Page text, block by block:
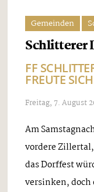
Gemeinden
Schlitterer
FF
FREUTE SICH
Freitag, 7. August
Am
vordere
das Dorffest
versinken, doch